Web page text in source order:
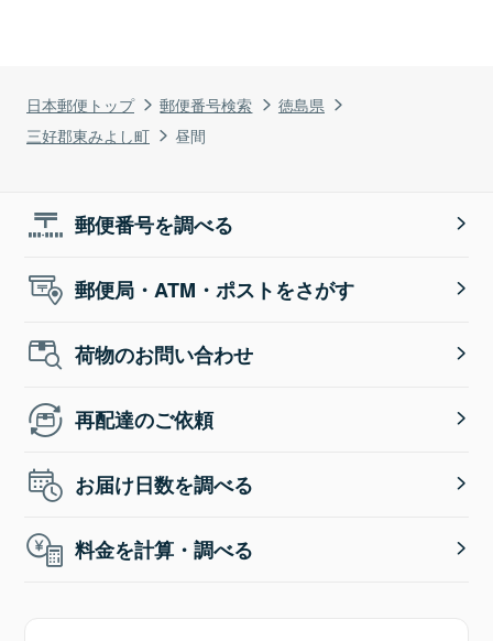
日本郵便トップ 郵便番号検索
徳島県
三好郡東みよし町
昼間
郵便番号を調べる
郵便局・ATM・ポストをさがす
荷物のお問い合わせ
再配達のご依頼
お届け日数を調べる
料金を計算・調べる